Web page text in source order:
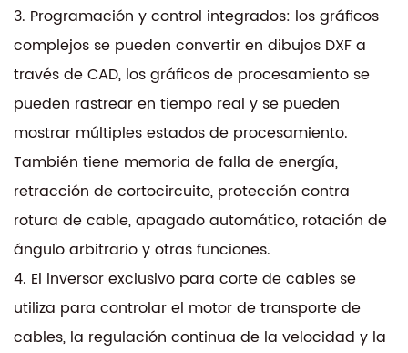
3. Programación y control integrados: los gráficos
complejos se pueden convertir en dibujos DXF a
través de CAD, los gráficos de procesamiento se
pueden rastrear en tiempo real y se pueden
mostrar múltiples estados de procesamiento.
También tiene memoria de falla de energía,
retracción de cortocircuito, protección contra
rotura de cable, apagado automático, rotación de
ángulo arbitrario y otras funciones.
4. El inversor exclusivo para corte de cables se
utiliza para controlar el motor de transporte de
cables, la regulación continua de la velocidad y la